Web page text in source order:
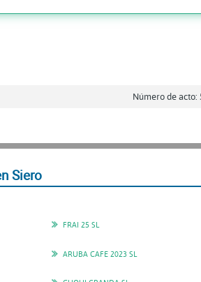
Número de acto:
Siero
FRAI 25 SL
ARUBA CAFE 2023 SL